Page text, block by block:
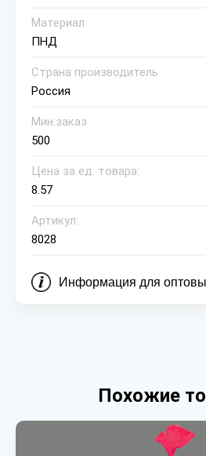
Материал
ПНД
Страна производитель
Россия
Мин.заказ
500
Цена за ед. товара:
8.57
Артикул:
8028
Информация для
Похожие